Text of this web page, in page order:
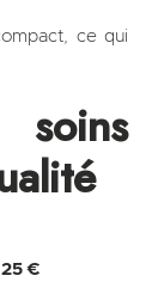
ce qui
€